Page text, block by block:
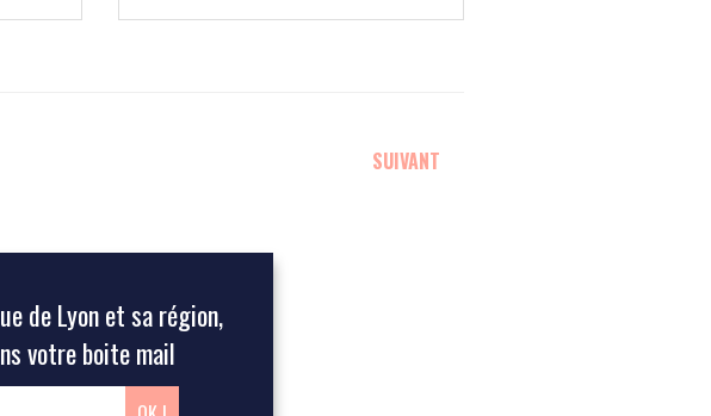
SUIVANT
de Lyon et sa région,
votre boite mail